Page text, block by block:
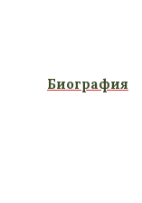
Биография